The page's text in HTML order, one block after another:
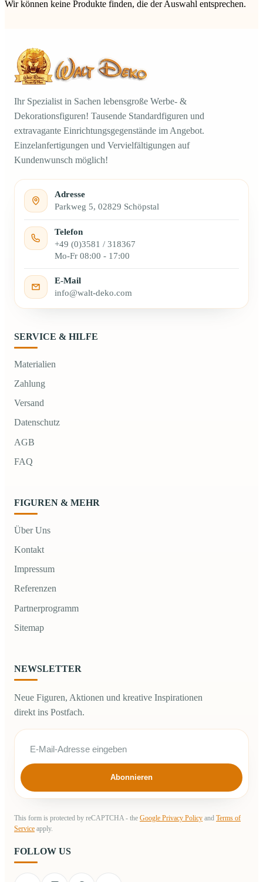
Wir können keine Produkte finden, die der Auswahl entsprechen.
Ihr Spezialist in Sachen lebensgroße Werbe- &
Dekorationsfiguren! Tausende Standardfiguren und
extravagante Einrichtungsgegenstände im Angebot.
Einzelanfertigungen und Vervielfältigungen auf
Kundenwunsch möglich!
Adresse
Parkweg 5, 02829 Schöpstal
Telefon
+49 (0)3581 / 318367
Mo-Fr 08:00 - 17:00
E-Mail
info@walt-deko.com
SERVICE & HILFE
Materialien
Zahlung
Versand
Datenschutz
AGB
FAQ
FIGUREN & MEHR
Über Uns
Kontakt
Impressum
Referenzen
Partnerprogramm
Sitemap
NEWSLETTER
Neue Figuren, Aktionen und kreative Inspirationen
direkt ins Postfach.
Abonnieren
This form is protected by reCAPTCHA - the Google Privacy Policy and Terms of
Service apply.
FOLLOW US